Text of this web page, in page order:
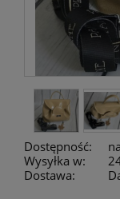
Dostępność:
Wysyłka w:
Dostawa:
Cena nie